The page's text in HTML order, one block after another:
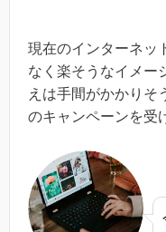
現在のインターネッ
なく楽そうなイメー
えは手間がかかりそ
のキャンペーンを受